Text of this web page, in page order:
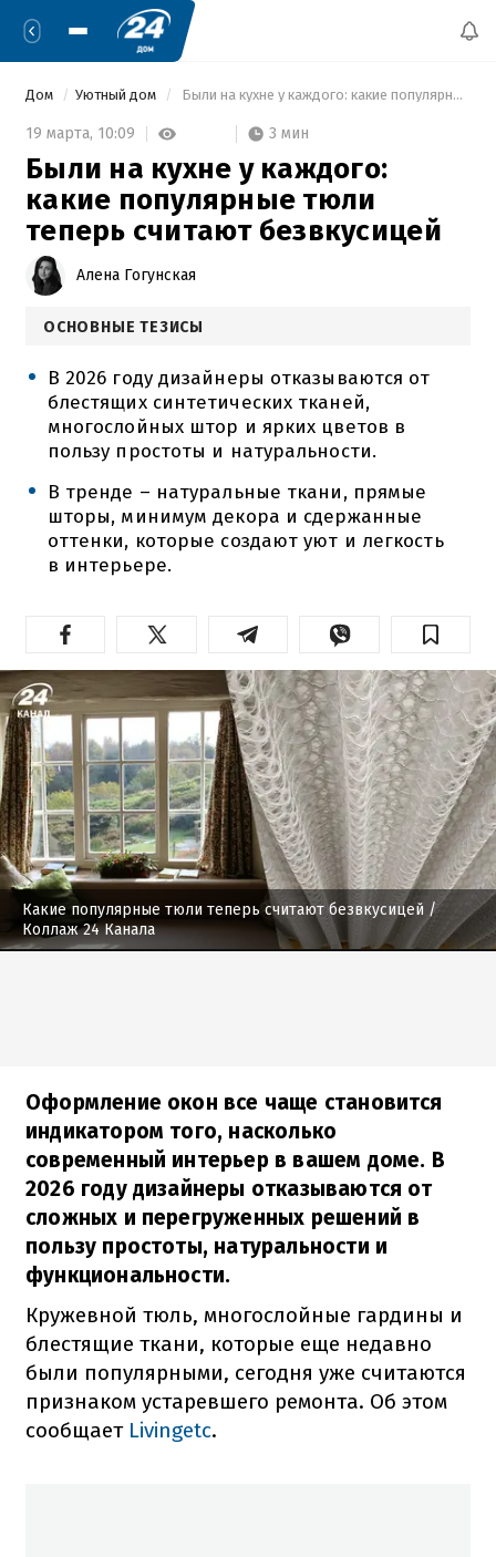
Дом Уютный дом Были на кухне у каждого: какие популярные тюли теперь считают безвкусицей
19 марта, 10:09 3 мин
Были на кухне у каждого:
какие популярные тюли
теперь считают безвкусицей
Алена Гогунская
ОСНОВНЫЕ ТЕЗИСЫ
В 2026 году дизайнеры отказываются от
блестящих синтетических тканей,
многослойных штор и ярких цветов в
пользу простоты и натуральности.
В тренде – натуральные ткани, прямые
шторы, минимум декора и сдержанные
оттенки, которые создают уют и легкость
в интерьере.
Какие популярные тюли теперь считают безвкусицей /
Коллаж 24 Канала
Оформление окон все чаще становится
индикатором того, насколько
современный интерьер в вашем доме. В
2026 году дизайнеры отказываются от
сложных и перегруженных решений в
пользу простоты, натуральности и
функциональности.
Кружевной тюль, многослойные гардины и
блестящие ткани, которые еще недавно
были популярными, сегодня уже считаются
признаком устаревшего ремонта. Об этом
сообщает Livingetc.